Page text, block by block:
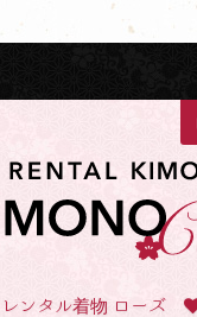
レンタル着物 ローズ